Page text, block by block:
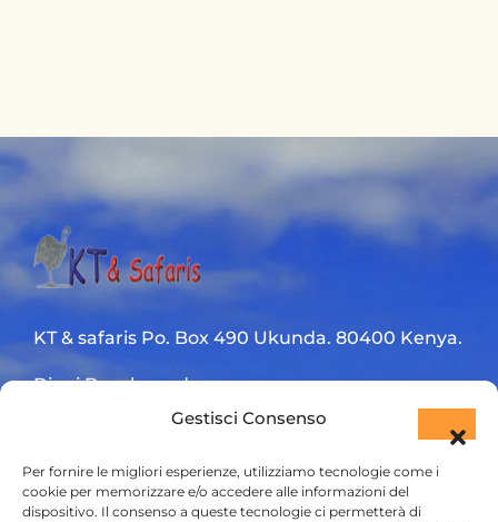
Gestisci Consenso
Per fornire le migliori esperienze, utilizziamo tecnologie come i
cookie per memorizzare e/o accedere alle informazioni del
dispositivo. Il consenso a queste tecnologie ci permetterà di
KT & safaris Po. Box 490 Ukunda. 80400 Kenya.
Diani Beach road
+254 720 831 201
ktsafaris5177@gmail.com